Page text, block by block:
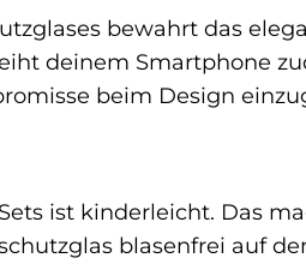
bewahrt das
deinem Smartphone
beim Design
ist kinderleicht. Das
blasenfrei auf